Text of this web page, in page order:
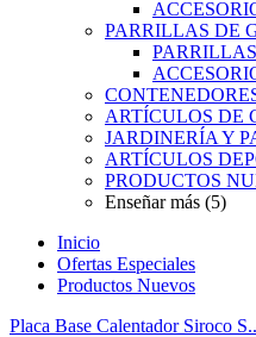
PARRILLAS DE
ARTÍCULOS DE
JARDINERÍA Y
ARTÍCULOS
PRODUCTOS
Enseñar más (5)
Inicio
Ofertas Especiales
Productos Nuevos
Placa Base Calentador Siroco